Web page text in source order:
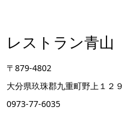
レストラン青山
〒879-4802
大分県玖珠郡九重町野上１２
0973-77-6035